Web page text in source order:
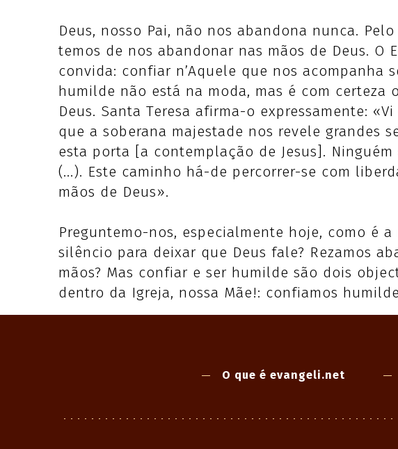
Deus, nosso Pai, não nos abandona nunca.
temos de nos abandonar nas mãos de Deus. O
convida: confiar n’Aquele que nos acompanha
humilde não está na moda, mas é com certeza
Deus. Santa Teresa afirma-o expressamente:
que a soberana majestade nos revele grandes
esta porta [a contemplação de Jesus].
(...). Este caminho há-de percorrer-se com
mãos de Deus».
Preguntemo-nos, especialmente hoje, como é a
silêncio para deixar que Deus fale? Rezamos
mãos? Mas confiar e ser humilde são dois
dentro da Igreja, nossa Mãe!: confiamos
O que é evangeli.net